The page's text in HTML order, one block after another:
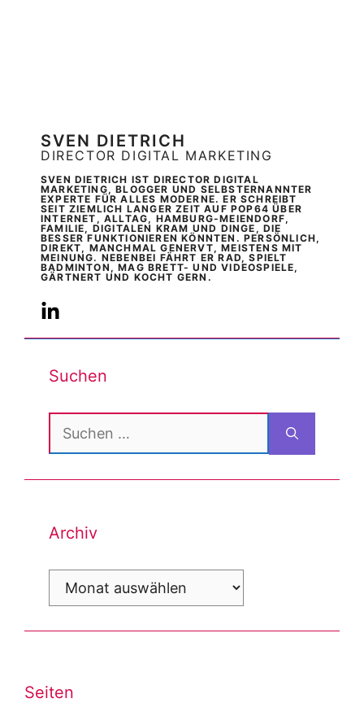
SVEN DIETRICH
DIRECTOR DIGITAL MARKETING
SVEN DIETRICH IST DIRECTOR DIGITAL
MARKETING, BLOGGER UND SELBSTERNANNTER
EXPERTE FÜR ALLES MODERNE. ER SCHREIBT
SEIT ZIEMLICH LANGER ZEIT AUF POP64 ÜBER
INTERNET, ALLTAG, HAMBURG-MEIENDORF,
FAMILIE, DIGITALEN KRAM UND DINGE, DIE
BESSER FUNKTIONIEREN KÖNNTEN. PERSÖNLICH,
DIREKT, MANCHMAL GENERVT, MEISTENS MIT
MEINUNG. NEBENBEI FÄHRT ER RAD, SPIELT
BADMINTON, MAG BRETT- UND VIDEOSPIELE,
GÄRTNERT UND KOCHT GERN.
Suchen
Suchen
nach:
Archiv
Archiv
Seiten